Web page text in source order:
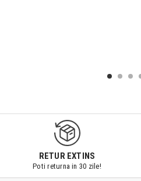
RETUR EXTINS
Poti returna in 30 zile!